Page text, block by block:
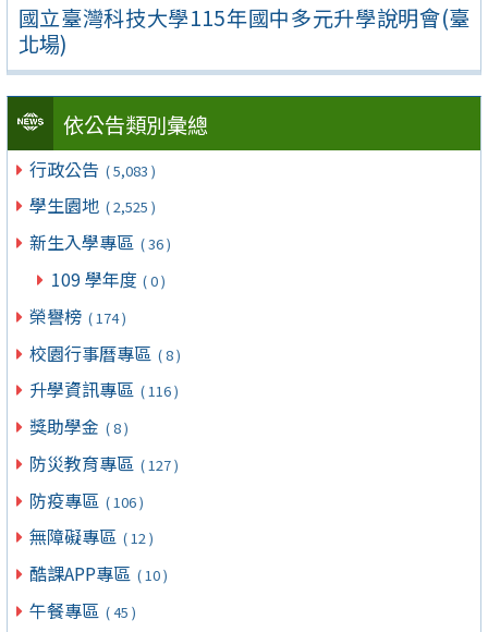
國立臺灣科技大學115年國中多元升學說明會(臺
北場)
依公告類別彙總
行政公告 ( 5,083 )
學生園地 ( 2,525 )
新生入學專區 ( 36 )
109 學年度 ( 0 )
榮譽榜 ( 174 )
校園行事曆專區 ( 8 )
升學資訊專區 ( 116 )
獎助學金 ( 8 )
防災教育專區 ( 127 )
防疫專區 ( 106 )
無障礙專區 ( 12 )
酷課APP專區 ( 10 )
午餐專區 ( 45 )